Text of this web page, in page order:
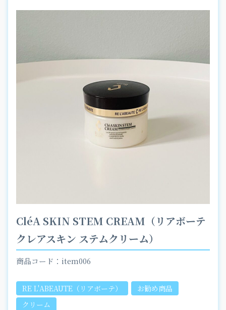
CléA SKIN STEM CREAM（リアボーテ
クレアスキン ステムクリーム）
商品コード：item006
RE L'ABEAUTE（リアボーテ）
お勧め商品
クリーム